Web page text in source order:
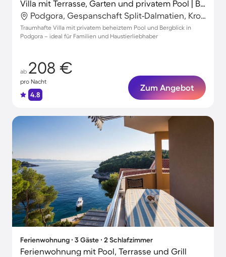
Villa mit Terrasse, Garten und privatem Pool | Bergblick
Podgora, Gespanschaft Split-Dalmatien, Kroatien
Traumhafte Villa mit privatem beheiztem Pool und Bergblick in
Podgora – ideal für Familien und Haustierliebhaber
ab 208 €
pro Nacht
4.8
Zum Angebot
Ferienwohnung ∙ 3 Gäste ∙ 2 Schlafzimmer
Ferienwohnung mit Pool, Terrasse und Grill